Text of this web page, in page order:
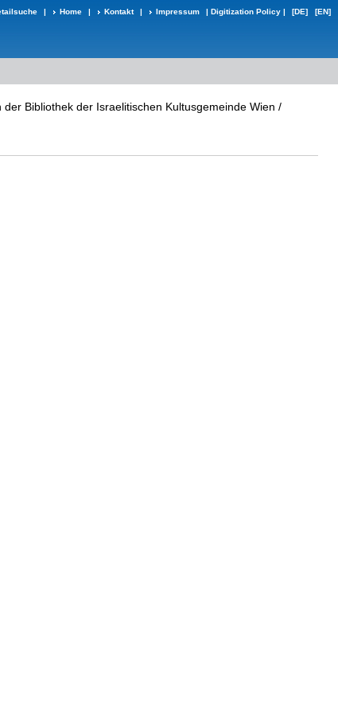
| Home | Kontakt | Impressum | Digitization Policy | [DE] [EN]
Bibliothek der Israelitischen Kultusgemeinde Wien /